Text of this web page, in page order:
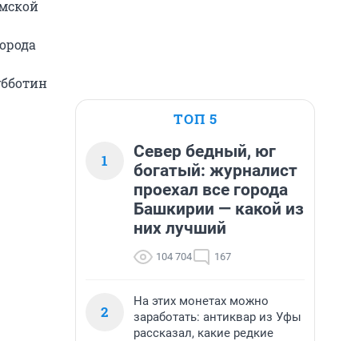
ТОП 5
1
Север бедный, юг
богатый: журналист
проехал все города
Башкирии — какой из
них лучший
104 704 167
2
На этих монетах можно
заработать: антиквар из Уфы
рассказал, какие редкие